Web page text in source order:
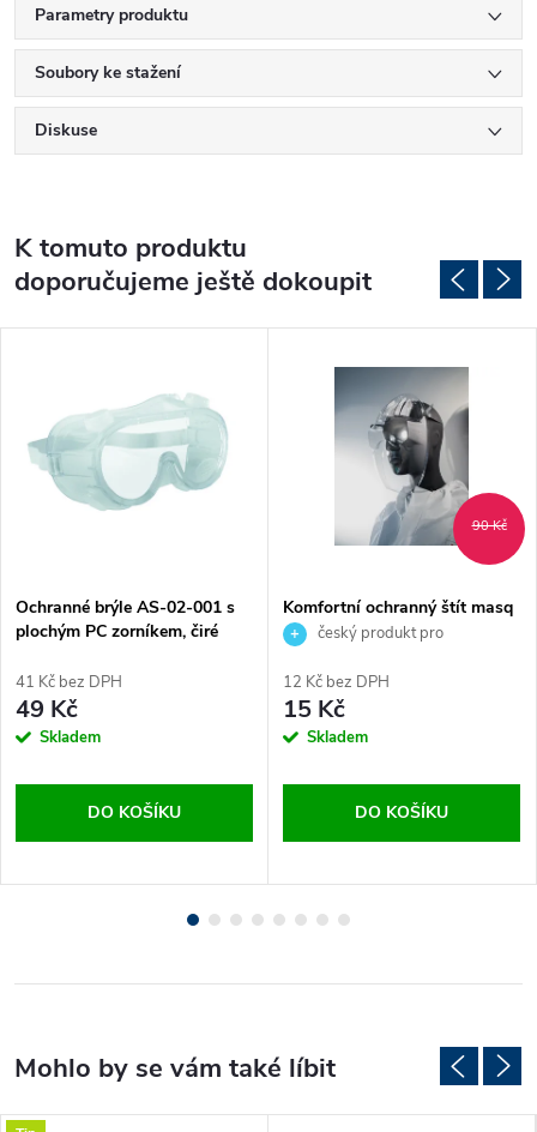
Parametry produktu
Soubory ke stažení
Diskuse
K tomuto produktu
doporučujeme ještě dokoupit
Ochranné brýle AS-02-001 s
plochým PC zorníkem, čiré
41 Kč bez DPH
49 Kč
Skladem
DO KOŠÍKU
90 Kč
Komfortní ochranný štít masq
český produkt pro
12 Kč bez DPH
15 Kč
Skladem
DO KOŠÍKU